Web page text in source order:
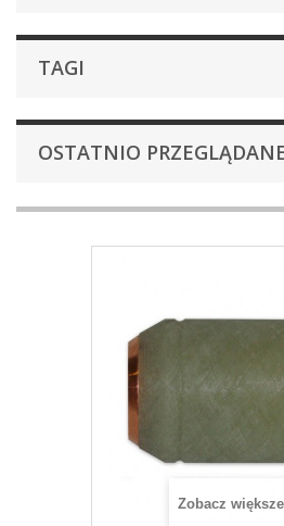
TAGI
OSTATNIO
Zobacz większe